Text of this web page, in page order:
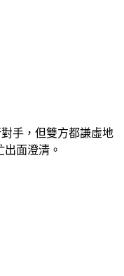
手，但雙方都謙虛地
面澄清。